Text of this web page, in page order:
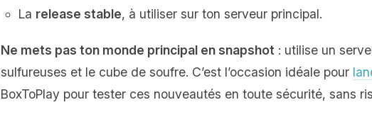
La release stable, à utiliser sur ton serveur principal.
Ne mets pas ton monde principal en snapshot : utilise un
sulfureuses et le cube de soufre. C’est l’occasion idéale pour
BoxToPlay pour tester ces nouveautés en toute sécurité, sans